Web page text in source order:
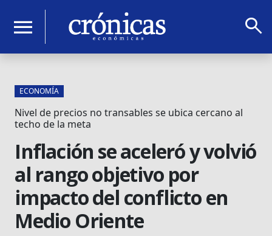
menu search
ECONOMÍA
Nivel de precios no transables se ubica cercano al
techo de la meta
Inflación se aceleró y volvió
al rango objetivo por
impacto del conflicto en
Medio Oriente